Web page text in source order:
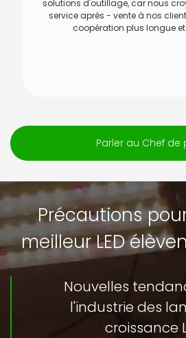
solutions d'outillage, car nous
service après - vente à nos
coopération plus longue
Parler au Chef de
Précautions
meilleur LED
Nouvelles
l'industrie des
croissance